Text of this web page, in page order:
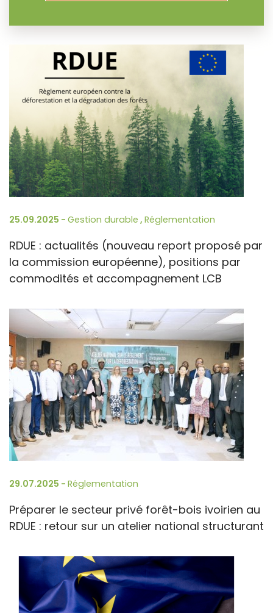
25.09.2025 - Gestion durable , Réglementation
RDUE : actualités (nouveau report proposé par
la commission européenne), positions par
commodités et accompagnement LCB
29.07.2025 - Réglementation
Préparer le secteur privé forêt-bois ivoirien au
RDUE : retour sur un atelier national structurant